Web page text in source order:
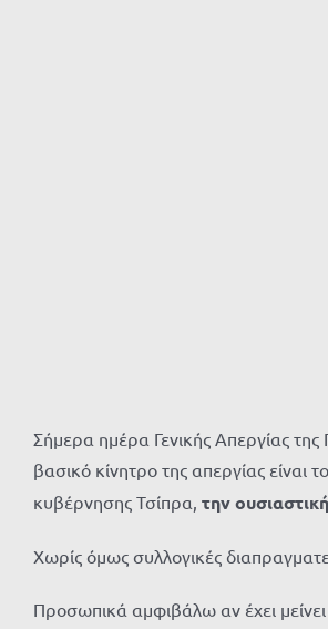
Σήμερα ημέρα Γενικής Απεργίας
βασικό κίνητρο της απεργίας είναι
κυβέρνησης Τσίπρα, την
Χωρίς όμως συλλογικές
Προσωπικά αμφιβάλω αν έχει